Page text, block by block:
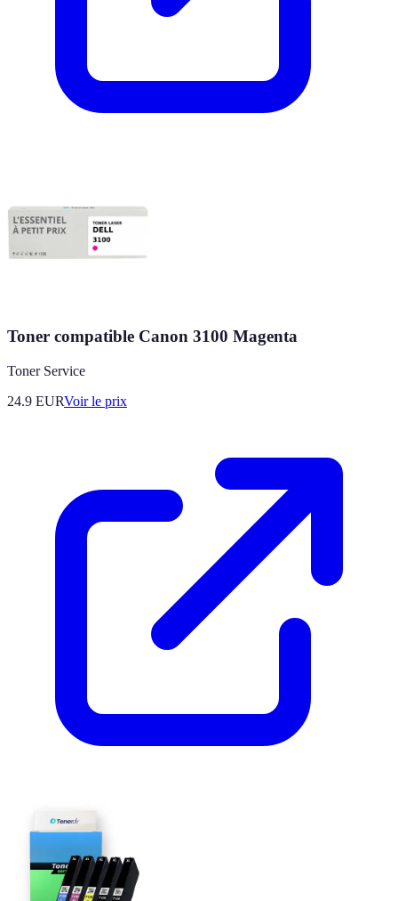
Toner compatible Canon 3100 Magenta
Toner Service
24.9 EURVoir le prix